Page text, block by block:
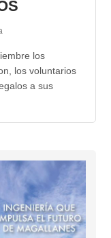
los
los voluntarios
a sus